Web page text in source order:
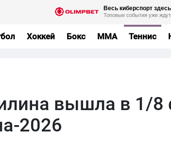
Хоккей Бокс MMA Теннис
вышла в 1/8
2026